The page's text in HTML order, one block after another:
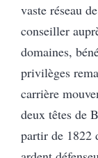
vaste réseau
conseiller
domaines,
privilèges
carrière
deux têtes de
partir de 1822